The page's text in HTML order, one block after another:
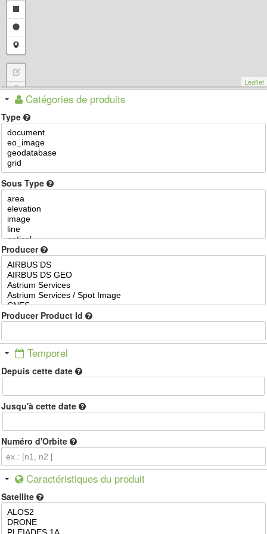
Leaflet
M
s
q
u
e
r
Catégories de produits
Type
Sous Type
Producer
Producer Product Id
M
s
u
e
Temporel
Depuis cette date
Jusqu'à cette date
Numéro d'Orbite
M
s
q
u
Caractéristiques du produit
Satellite